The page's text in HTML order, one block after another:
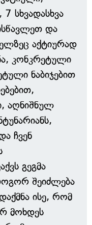
სხვადასხვა
და
აქტიურად
კონკრეტული
ნაბიჯებით
აღნიშნულ
ჩვენ
გეგმა
შეიძლება
ისე, რომ
მოხდეს